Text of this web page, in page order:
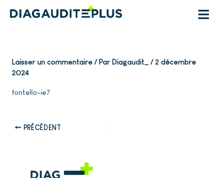
Laisser un commentaire / Par Diagaudit_ / 2 décembre
2024
fontello-ie7
PRÉCÉDENT